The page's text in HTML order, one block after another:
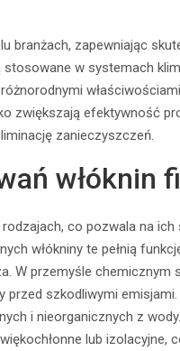
branżach, zapewniając
w systemach
zwiększają efektywność
zanieczyszczeń.
włóknin
co pozwala na
włókniny te pełnią
W przemyśle chemicznym
szkodliwymi
i nieorganicznych z
lub izolacyjne,